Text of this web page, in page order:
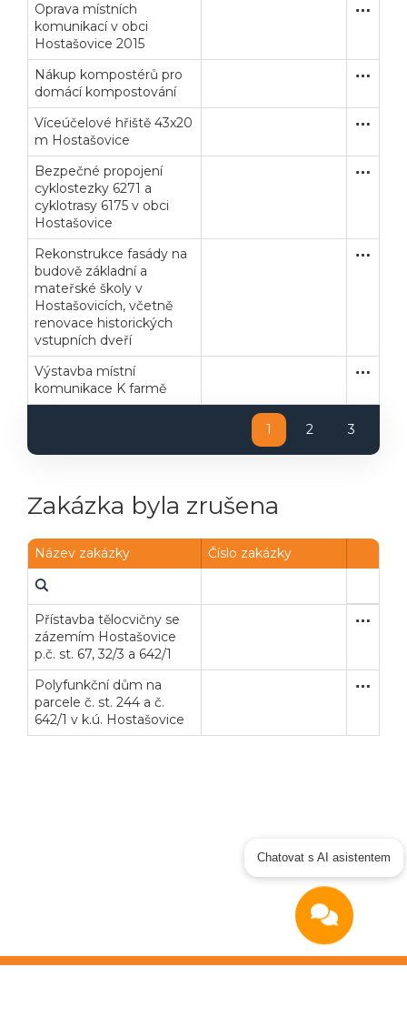
Oprava místních
komunikací v obci
Hostašovice 2015
Nákup kompostérů pro
domácí kompostování
Víceúčelové hřiště 43x20
m Hostašovice
Bezpečné propojení
cyklostezky 6271 a
cyklotrasy 6175 v obci
Hostašovice
Rekonstrukce fasády na
budově základní a
mateřské školy v
Hostašovicích, včetně
renovace historických
vstupních dveří
Výstavba místní
komunikace K farmě
1 2 3
Zakázka byla zrušena
Název zakázky Číslo zakázky
Přístavba tělocvičny se
zázemím Hostašovice
p.č. st. 67, 32/3 a 642/1
Užší
Polyfunkční dům na
parcele č. st. 244 a č.
642/1 v k.ú. Hostašovice
Chatovat s AI asistentem
Veřejné zakázky Webináře
Poslat
Powered by chaterimo